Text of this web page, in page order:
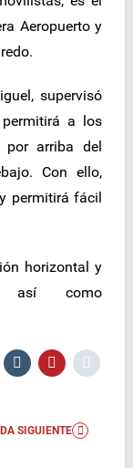
Aeropuerto y
supervisó
a los
por arriba del
Con ello,
permitirá fácil
horizontal y
así como
SIGUIENTE